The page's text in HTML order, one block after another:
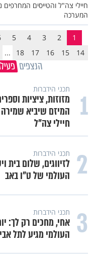
חיילי צה"ל והטייסים
המערכה
1
2
3
4
5
14
15
16
17
18
...
הנצפים
1 תכני הידברות
מזוזות, ציציות
המיזם שיביא שמירה
חיילי צה"ל
2 תכני הידברות
לזיווגים, שלום בית
העולמי של ט"ו באב
3 תכני הידברות
אחי, מחכים רק לך:
העולמי מגיע לתל